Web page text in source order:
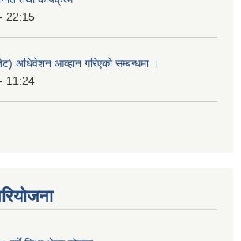
22:15
अधिवेशन आव्हान गरिएको सम्बन्धमा ।
11:24